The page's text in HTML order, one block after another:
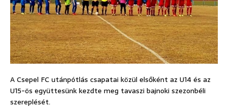
A Csepel FC utánpótlás csapatai közül elsőként az U14 és az
U15-ös együttesünk kezdte meg tavaszi bajnoki szezonbéli
szereplését.